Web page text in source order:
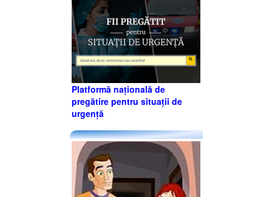
Platformă națională de
pregătire pentru situații de
urgență